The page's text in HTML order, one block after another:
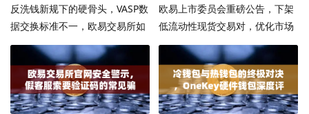
反洗钱新规下的硬骨头，VASP数
据交换标准不一，欧易交易所如
何破局？
欧易上市委员会重磅公告，下架
低流动性现货交易对，优化市场
生态的深意与应对指南